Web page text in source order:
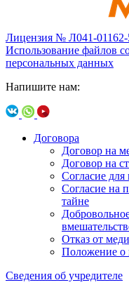
Лицензия № Л041-01162-
Использование файлов
персональных данных
Напишите нам:
Договора
Договор на
Договор на
Согласие для
Согласие на
тайне
Отказ от
Положение о
Сведения об учредителе